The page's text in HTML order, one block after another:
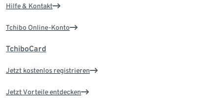
Hilfe & Kontakt
Tchibo Online-Konto
TchiboCard
Jetzt kostenlos registrieren
Jetzt Vorteile entdecken